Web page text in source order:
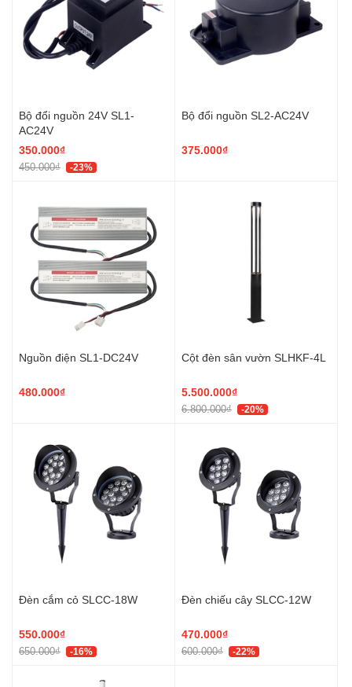
Bộ đổi nguồn 24V SL1-
AC24V
350.000₫
450.000₫ -23%
Bộ đổi nguồn SL2-AC24V
375.000₫
Nguồn điện SL1-DC24V
480.000₫
Cột đèn sân vườn SLHKF-4L
5.500.000₫
6.800.000₫ -20%
Đèn cắm cỏ SLCC-18W
550.000₫
650.000₫ -16%
Đèn chiếu cây SLCC-12W
470.000₫
600.000₫ -22%